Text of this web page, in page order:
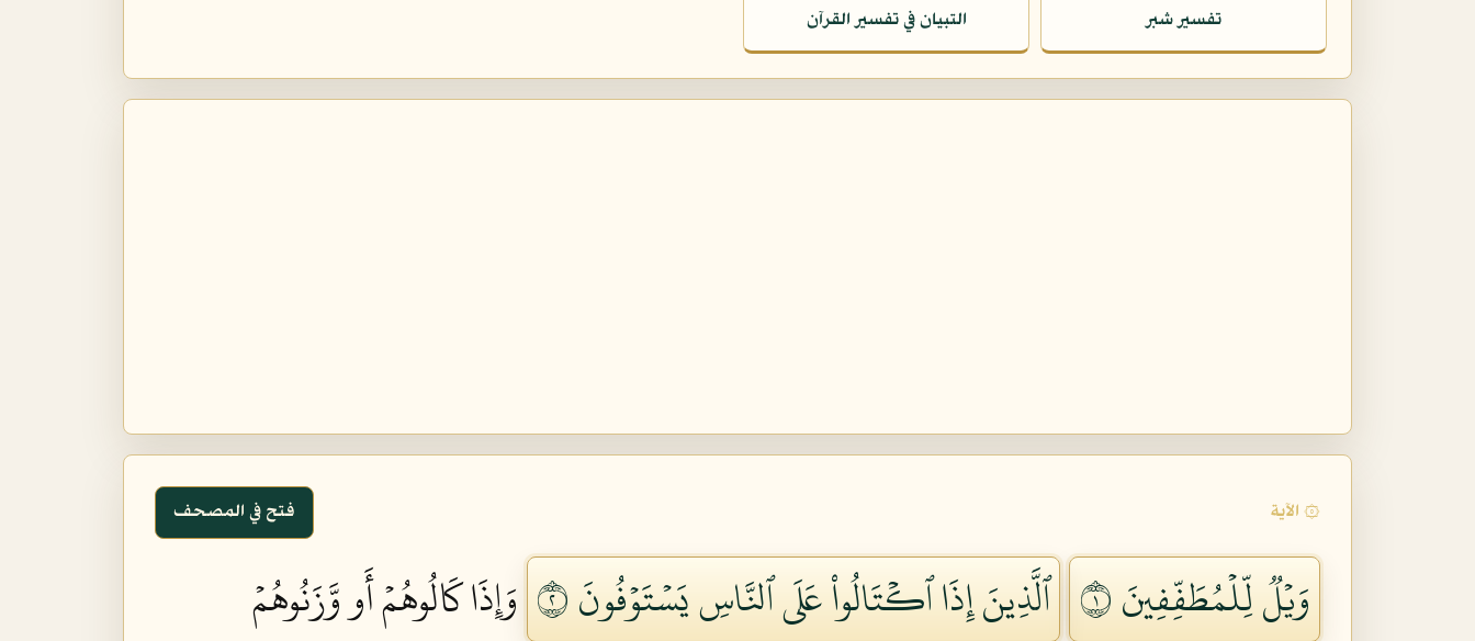
تفسير شبر التبيان في تفسير القرآن
۞ الآية فتح في المصحف
وَيۡلٞ لِّلۡمُطَفِّفِينَ ١ ٱلَّذِينَ إِذَا ٱكۡتَالُواْ عَلَى ٱلنَّاسِ يَسۡتَوۡفُونَ ٢
وَإِذَا كَالُوهُمۡ أَو وَّزَنُوهُمۡ